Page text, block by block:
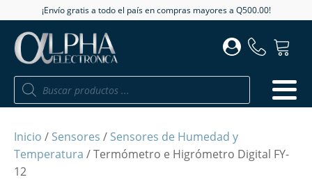
¡Envío gratis a todo el país en compras mayores a Q500.00!
Búsqueda
productos
Inicio / Sensores / Sensores de Humedad y
Temperatura / Termómetro e Higrómetro Digital FY-
12